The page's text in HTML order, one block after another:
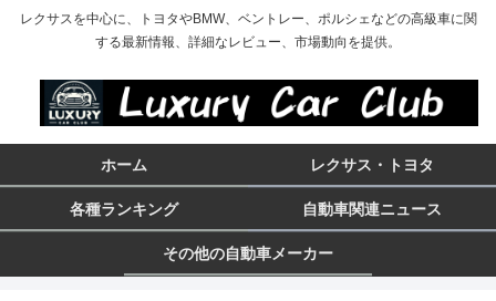
レクサスを中心に、トヨタやBMW、ベントレー、ポルシェなどの高級車に関
する最新情報、詳細なレビュー、市場動向を提供。
ホーム レクサス・トヨタ
各種ランキング 自動車関連ニュース
その他の自動車メーカー